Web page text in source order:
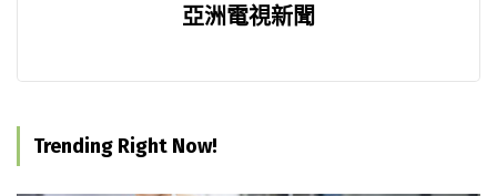
亞洲電視新聞
Trending Right Now!